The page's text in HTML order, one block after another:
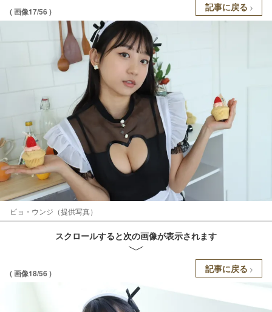
( 画像17/56 ) 記事に戻る
ピョ・ウンジ（提供写真）
スクロールすると次の画像が表示されます
( 画像18/56 ) 記事に戻る